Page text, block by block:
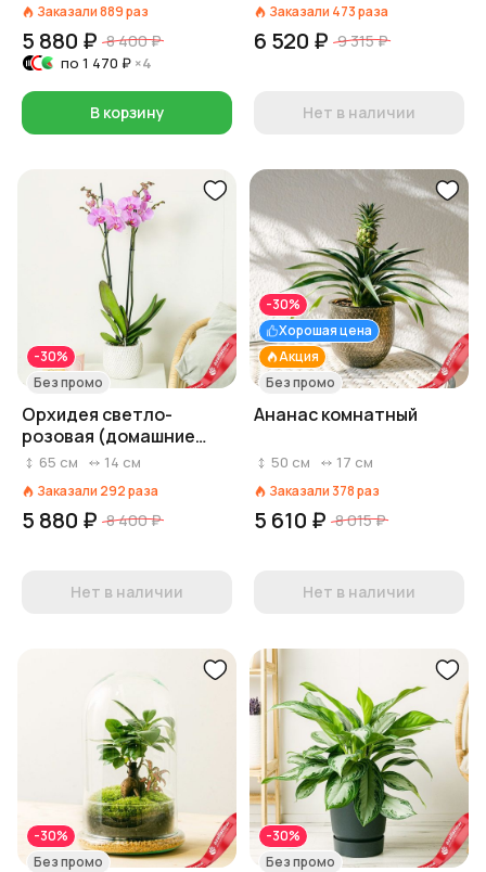
Заказали889раз
5 880 ₽ 8 400 ₽
по 1 470 ₽ ×4
В корзину
Заказали 473раза
6 520 ₽ 9 315 ₽
Нет в наличии
-30%
Без промо
Орхидея светло-
розовая (домашние
растения в горшках)
65 см 14 см
Заказали 292раза
5 880 ₽ 8 400 ₽
Нет в наличии
Акция
Хорошая цена
-30%
Без промо
Ананас комнатный
50 см 17 см
Заказали 378раз
5 610 ₽ 8 015 ₽
Нет в наличии
-30%
Без промо
-30%
Без промо